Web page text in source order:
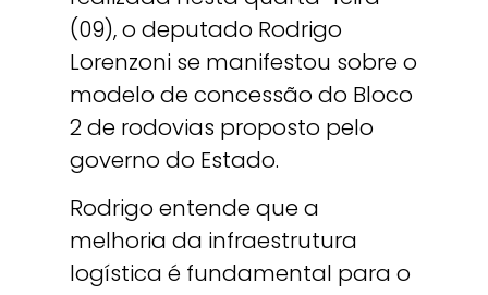
(09), o deputado Rodrigo
Lorenzoni se manifestou sobre o
modelo de concessão do Bloco
2 de rodovias proposto pelo
governo do Estado.
Rodrigo entende que a
melhoria da infraestrutura
logística é fundamental para o